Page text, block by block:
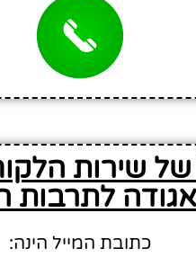
של שירות
לתרבות
כתובת המייל הינה: